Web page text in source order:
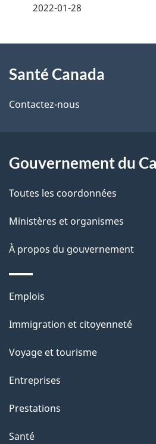
i
l
d
e
p
a
2022-01-28
propos
de
site
Santé Canada
Contactez-nous
Gouvernement du
Toutes les coordonnées
Ministères et organismes
À propos du gouvernement
Thèmes
sujets
Emplois
Immigration et citoyenneté
Voyage et tourisme
Entreprises
Prestations
Santé